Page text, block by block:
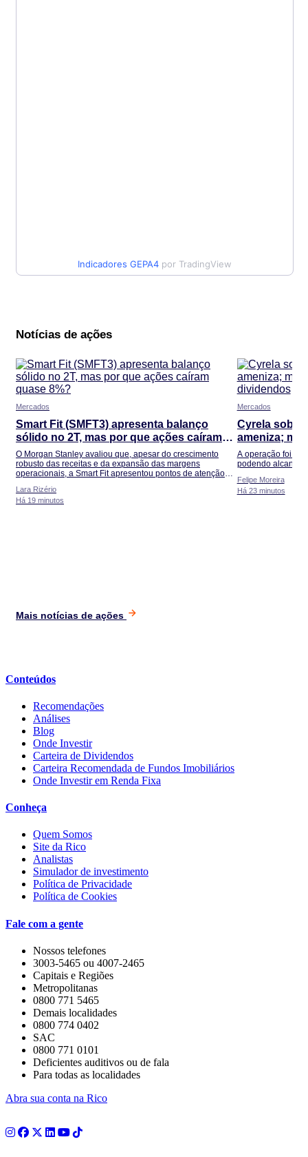
Indicadores GEPA4 por TradingView
Notícias de ações
Mercados
Smart Fit (SMFT3) apresenta balanço
sólido no 2T, mas por que ações caíram
quase 8%?
O Morgan Stanley avaliou que, apesar do crescimento
robusto das receitas e da expansão das margens
operacionais, a Smart Fit apresentou pontos de atenção
Lara Rizério
Há 19 minutos
Mercados
Cyrela sobe
ameniza;
dividendos
A operação foi
podendo alcançar
Felipe Moreira
Há 23 minutos
Mais notícias de ações
Conteúdos
Recomendações
Análises
Blog
Onde Investir
Carteira de Dividendos
Carteira Recomendada de Fundos Imobiliários
Onde Investir em Renda Fixa
Conheça
Quem Somos
Site da Rico
Analistas
Simulador de investimento
Política de Privacidade
Política de Cookies
Fale com a gente
Nossos telefones
3003-5465 ou 4007-2465
Capitais e Regiões
Metropolitanas
0800 771 5465
Demais localidades
0800 774 0402
SAC
0800 771 0101
Deficientes auditivos ou de fala
Para todas as localidades
Abra sua conta na Rico